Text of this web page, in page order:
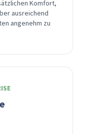
Komfort,
ausreichend
angenehm zu